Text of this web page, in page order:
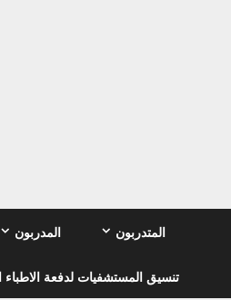
المتدربون المدربون
تنسيق المستشفيات لدفعة الاطباء